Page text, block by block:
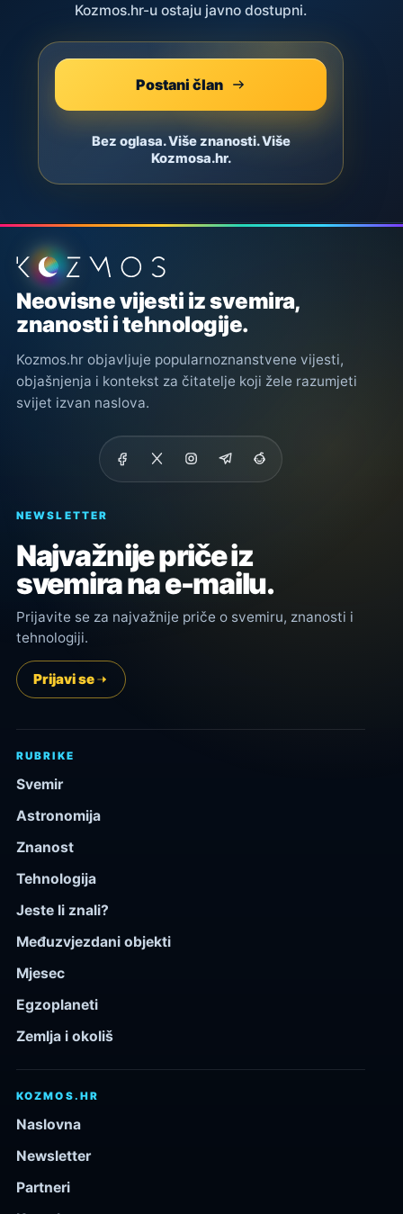
Kozmos.hr-u ostaju javno dostupni.
Postani član
Bez oglasa. Više znanosti. Više
Kozmosa.hr.
Podnožje stranice
Neovisne vijesti iz svemira,
znanosti i tehnologije.
Kozmos.hr objavljuje popularnoznanstvene vijesti,
objašnjenja i kontekst za čitatelje koji žele razumjeti
svijet izvan naslova.
NEWSLETTER
Najvažnije priče iz
svemira na e-mailu.
Prijavite se za najvažnije priče o svemiru, znanosti i
tehnologiji.
Prijavi se
RUBRIKE
Svemir
Astronomija
Znanost
Tehnologija
Jeste li znali?
Međuzvjezdani objekti
Mjesec
Egzoplaneti
Zemlja i okoliš
KOZMOS.HR
Naslovna
Newsletter
Partneri